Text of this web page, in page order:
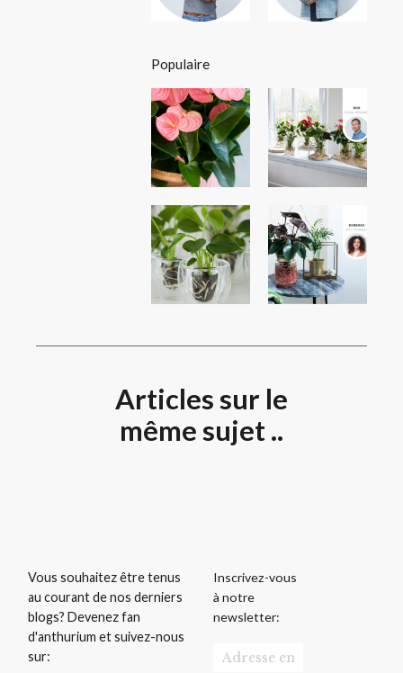
Populaire
Articles sur le
même sujet ..
Vous souhaitez être tenus
au courant de nos derniers
blogs? Devenez fan
d'anthurium et suivez-nous
sur:
Inscrivez-vous
à notre
newsletter: